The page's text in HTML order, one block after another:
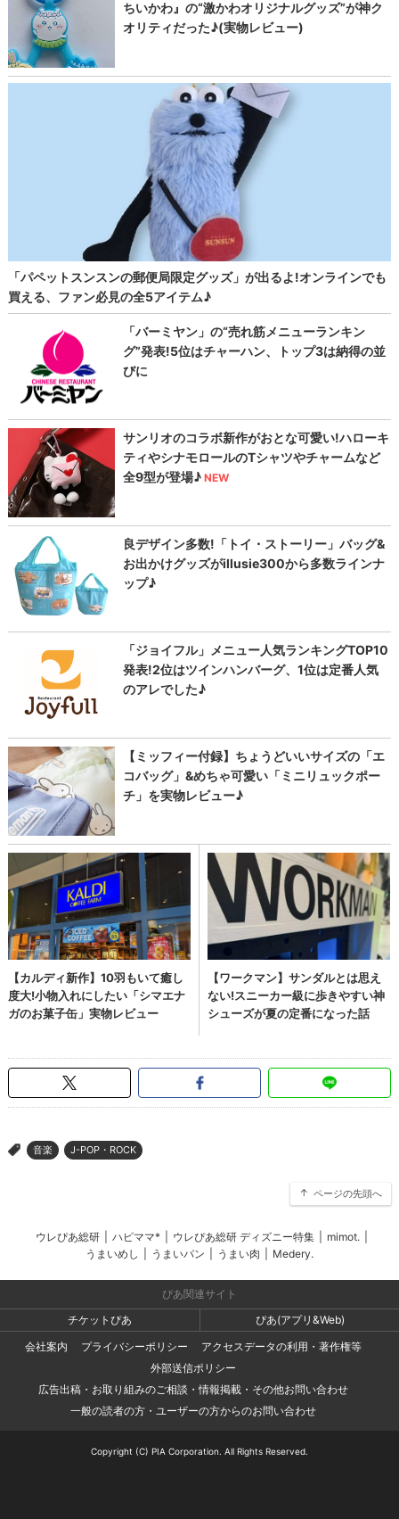
> 音楽 J-POP・ROCK
ページの先頭へ
ウレぴあ総研 ハピママ* ウレぴあ総研 ディズニー特集 mimot.
うまいめし
うまいパン うまい肉 Medery.
ぴあ関連サイト
チケットぴあ
ぴあ(アプリ&Web)
会社案内
プライバシーポリシー
アクセスデータの利用・著作権等
外部送信ポリシー
広告出稿・お取り組みのご相談・情報掲載・その他お問い合わせ
一般の読者の方・ユーザーの方からのお問い合わせ
Copyright (C) PIA Corporation. All Rights Reserved.